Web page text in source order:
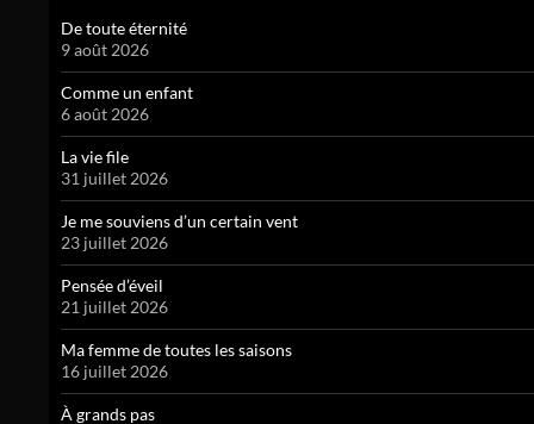
De toute éternité
9 août 2026
Comme un enfant
6 août 2026
La vie file
31 juillet 2026
Je me souviens d’un certain vent
23 juillet 2026
Pensée d’éveil
21 juillet 2026
Ma femme de toutes les saisons
16 juillet 2026
À grands pas